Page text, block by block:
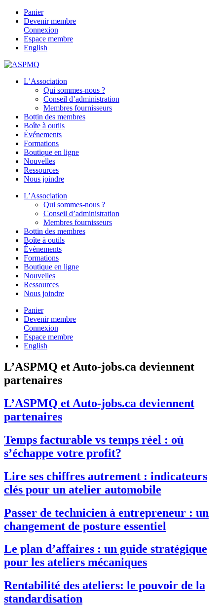
Panier
Devenir membre
Connexion
Espace membre
English
L’Association
Qui sommes-nous ?
Conseil d’administration
Membres fournisseurs
Bottin des membres
Boîte à outils
Événements
Formations
Boutique en ligne
Nouvelles
Ressources
Nous joindre
L’Association
Qui sommes-nous ?
Conseil d’administration
Membres fournisseurs
Bottin des membres
Boîte à outils
Événements
Formations
Boutique en ligne
Nouvelles
Ressources
Nous joindre
Panier
Devenir membre
Connexion
Espace membre
English
L’ASPMQ et Auto-jobs.ca deviennent
partenaires
L’ASPMQ et Auto-jobs.ca deviennent
partenaires
Temps facturable vs temps réel : où
s’échappe votre profit?
Lire ses chiffres autrement : indicateurs
clés pour un atelier automobile
Passer de technicien à entrepreneur : un
changement de posture essentiel
Le plan d’affaires : un guide stratégique
pour les ateliers mécaniques
Rentabilité des ateliers: le pouvoir de la
standardisation